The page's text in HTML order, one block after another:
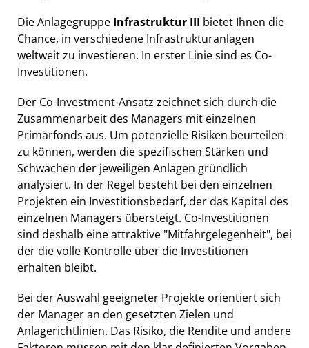
Die Anlagegruppe Infrastruktur III bietet Ihnen die
Chance, in verschiedene Infrastrukturanlagen
weltweit zu investieren. In erster Linie sind es Co-
Investitionen.
Der Co-Investment-Ansatz zeichnet sich durch die
Zusammenarbeit des Managers mit einzelnen
Primärfonds aus. Um potenzielle Risiken beurteilen
zu können, werden die spezifischen Stärken und
Schwächen der jeweiligen Anlagen gründlich
analysiert. In der Regel besteht bei den einzelnen
Projekten ein Investitionsbedarf, der das Kapital des
einzelnen Managers übersteigt. Co-Investitionen
sind deshalb eine attraktive "Mitfahrgelegenheit", bei
der die volle Kontrolle über die Investitionen
erhalten bleibt.
Bei der Auswahl geeigneter Projekte orientiert sich
der Manager an den gesetzten Zielen und
Anlagerichtlinien. Das Risiko, die Rendite und andere